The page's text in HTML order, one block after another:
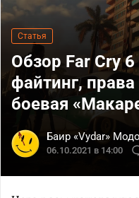
Статья
Обзор Far Cry
файтинг,
боевая
Баир «Vydar»
06.10.2021 в 14:00